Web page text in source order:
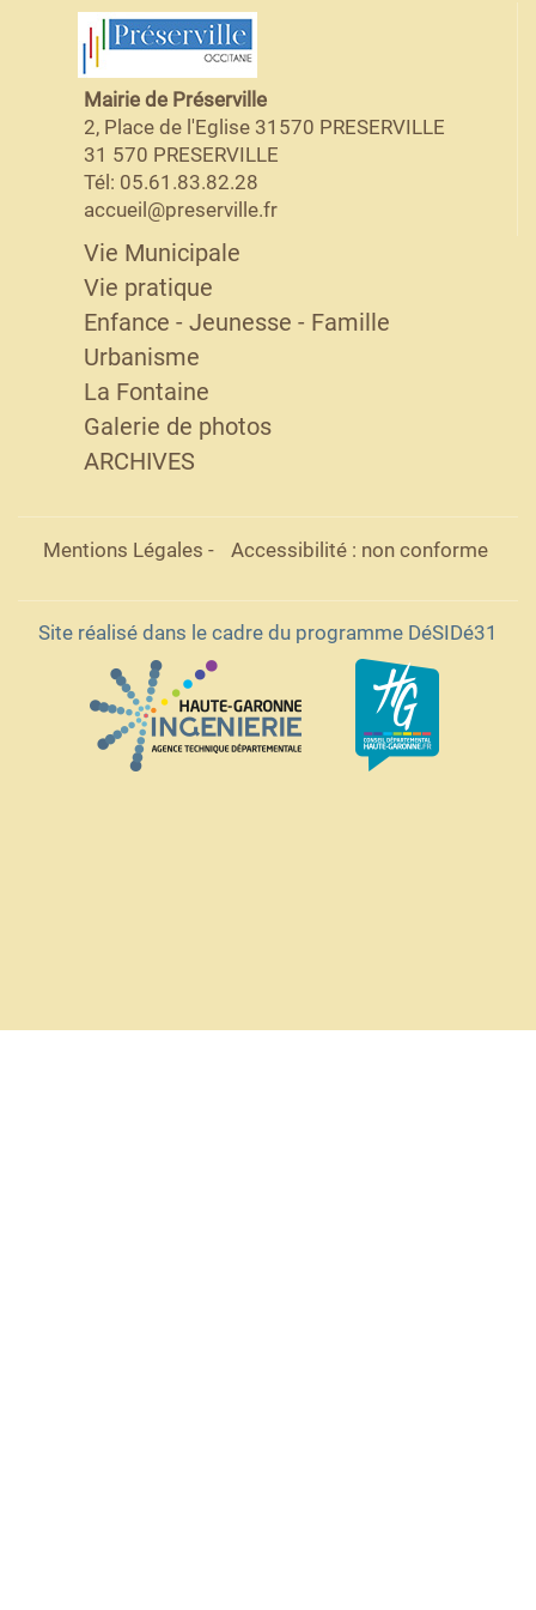
Mairie de Préserville
2, Place de l'Eglise 31570 PRESERVILLE
31 570 PRESERVILLE
Tél: 05.61.83.82.28
accueil@preserville.fr
Vie Municipale
Vie pratique
Enfance - Jeunesse - Famille
Urbanisme
La Fontaine
Galerie de photos
ARCHIVES
Mentions Légales - Accessibilité : non conforme
Site réalisé dans le cadre du programme DéSIDé31